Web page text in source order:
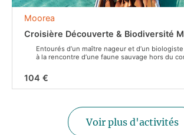
Moorea
Croisière Découverte & Biodiversité
Entourés d’un maître nageur et d’un
à la rencontre d’une faune sauvage hors du
104 €
Voir plus d'activités